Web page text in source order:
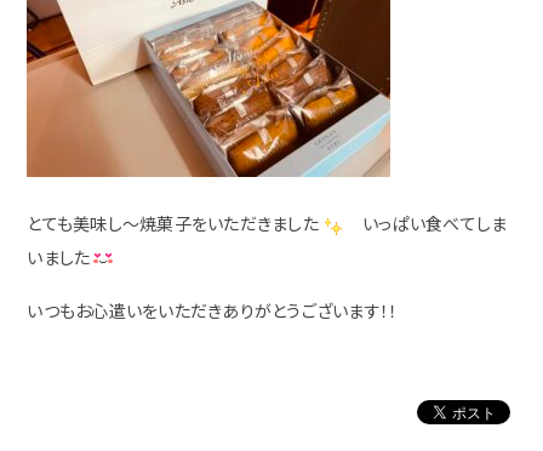
とても美味し～焼菓子をいただきました
いっぱい食べてしま
いました
いつもお心遣いをいただきありがとうございます！！